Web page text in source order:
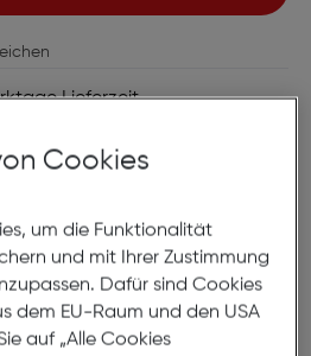
Lieferzeit
prüfen
Cookies
um die Funktionalität
und mit Ihrer Zustimmung
Dafür sind Cookies
dem EU-Raum und den USA
auf „Alle Cookies